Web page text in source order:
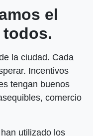
el
la ciudad. Cada
Incentivos
tengan buenos
comercio
utilizado los